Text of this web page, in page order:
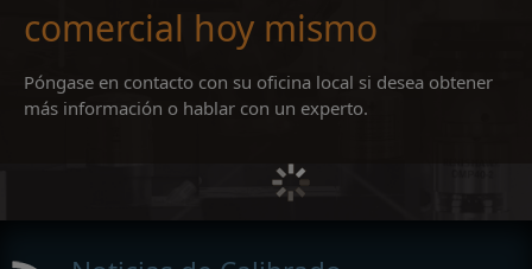
comercial hoy mismo
Póngase en contacto con su oficina local si desea obtener
más información o hablar con un experto.